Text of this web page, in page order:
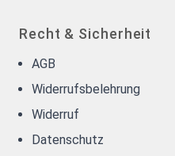
Recht & Sicherheit
AGB
Widerrufsbelehrung
Widerruf
Datenschutz